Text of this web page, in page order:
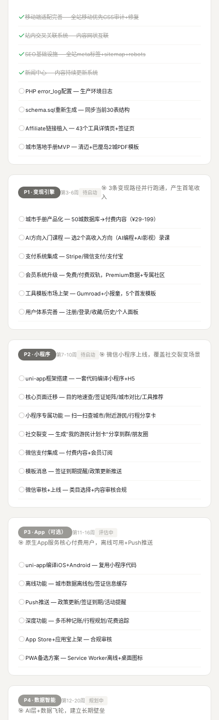
✓移动端适配完善 — 全站移动优先CSS审计+修复
✓站内交叉关联系统 — 内容网状互联
✓SEO基础设施 — 全站meta标签+sitemap+robots
✓新闻中心 — 内容持续更新系统
○ PHP error_log配置 — 生产环境日志
○schema.sql重新生成 — 同步当前30表结构
○Affiliate链接植入 — 43个工具详情页+签证页
○城市落地手册MVP — 清迈+巴厘岛2城PDF模板
P1 · 变现引擎 第3-6周 待启动
🎯 3条变现路径并行跑通，产生首笔收
入
○城市手册产品化 — 50城数据库→付费内容（¥29-199）
○AI方向入门课程 — 选2个高收入方向（AI编程+AI影视）录课
○支付系统集成 — Stripe/微信支付/支付宝
○会员系统升级 — 免费/付费双轨，Premium数据+专属社区
○ 工具模板市场上架 — Gumroad+小报童，5个首发模板
○ 用户体系完善 — 注册/登录/收藏/历史/个人面板
P2 · 小程序 第7-10周 待启动 🎯 微信小程序上线，覆盖社交裂变场景
○uni-app框架搭建 — 一套代码编译小程序+H5
○核心页面迁移 — 目的地速查/签证矩阵/城市对比/工具推荐
○小程序专属功能 — 扫一扫查城市/附近游民/行程分享卡
○社交裂变 — 生成"我的游民计划卡"分享到群/朋友圈
○微信支付集成 — 付费内容+会员订阅
○模板消息 — 签证到期提醒/政策更新推送
○微信审核+上线 — 类目选择+内容审核合规
P3 · App（可选） 第11-16周 评估中
🎯 原生App服务核心付费用户，离线可用+Push推送
○uni-app编译iOS+Android — 复用小程序代码
○离线功能 — 城市数据离线包/签证信息缓存
○ Push推送 — 政策更新/签证到期/活动提醒
○深度功能 — 多币种记账/行程规划/花费追踪
○App Store+应用宝上架 — 合规审核
○ PWA备选方案 — Service Worker离线+桌面图标
P4 · 数据智能 第12-20周 规划中
🎯 AI层+数据飞轮，建立长期壁垒